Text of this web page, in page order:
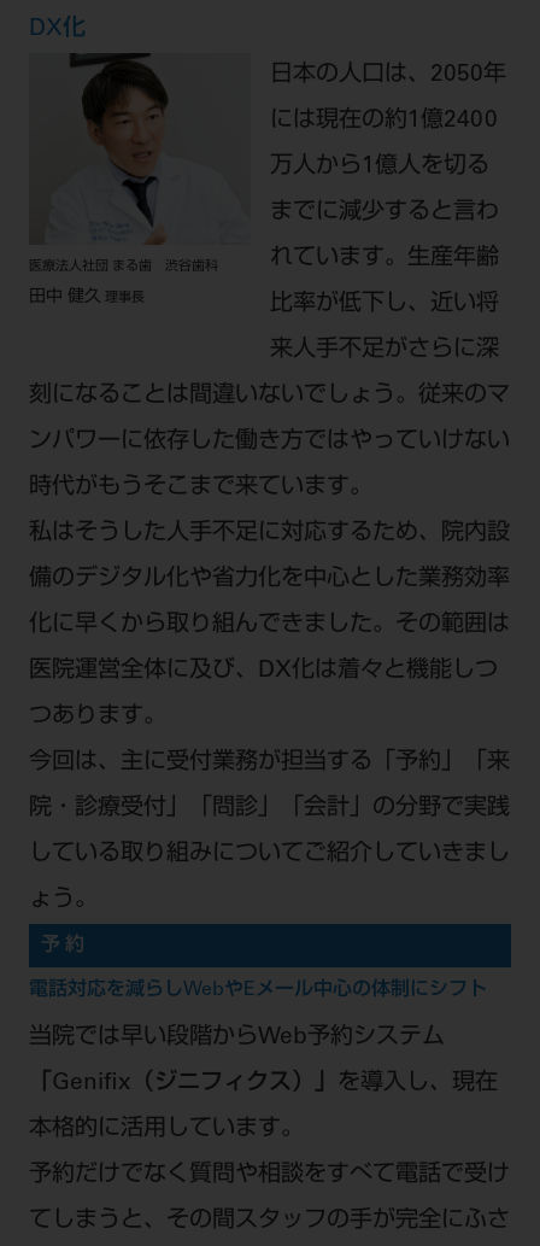
DX化
医療法人社団 まる歯 渋谷歯科
田中 健久 理事長
日本の人口は、2050年
には現在の約1億2400
万人から1億人を切る
までに減少すると言わ
れています。生産年齢
比率が低下し、近い将
来人手不足がさらに深
刻になることは間違いないでしょう。従来のマ
ンパワーに依存した働き方ではやっていけない
時代がもうそこまで来ています。
私はそうした人手不足に対応するため、院内設
備のデジタル化や省力化を中心とした業務効率
化に早くから取り組んできました。その範囲は
医院運営全体に及び、DX化は着々と機能しつ
つあります。
今回は、主に受付業務が担当する「予約」「来
院・診療受付」「問診」「会計」の分野で実践
している取り組みについてご紹介していきまし
ょう。
予 約
電話対応を減らしWebやEメール中心の体制にシフト
当院では早い段階からWeb予約システム
「Genifix（ジニフィクス）」
を導入し、現在
本格的に活用しています。
予約だけでなく質問や相談をすべて電話で受け
てしまうと、その間スタッフの手が完全にふさ